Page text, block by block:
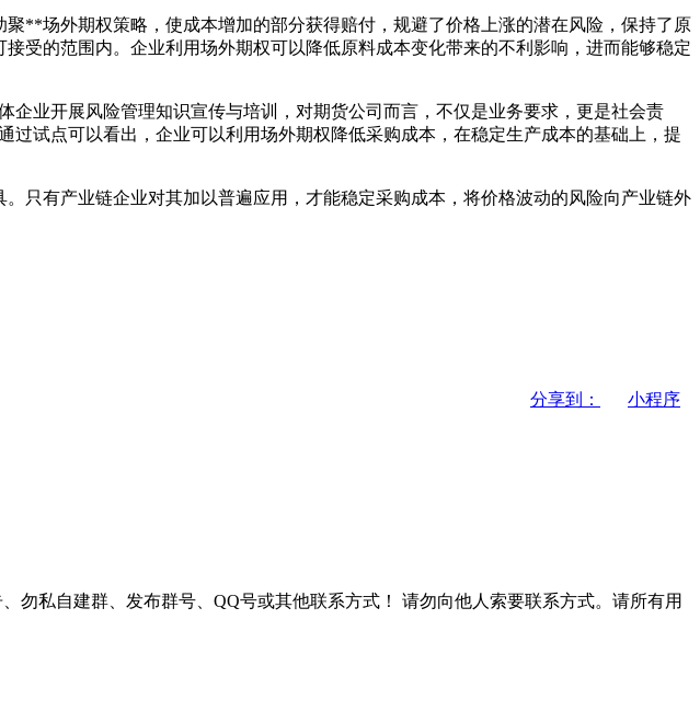
场外期权策略，使成本增加的部分获得赔付，规避了价格上涨的潜在风险，保持了原
受的范围内。企业利用场外期权可以降低原料成本变化带来的不利影响，进而能够稳定
业开展风险管理知识宣传与培训，对期货公司而言，不仅是业务要求，更是社会责
试点可以看出，企业可以利用场外期权降低采购成本，在稳定生产成本的基础上，提
有产业链企业对其加以普遍应用，才能稳定采购成本，将价格波动的风险向产业链外
分享到：
小程序
勿私自建群、发布群号、QQ号或其他联系方式！
请勿向他人索要联系方式。请所有用